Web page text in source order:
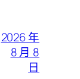
2026 年
8 月 8
日